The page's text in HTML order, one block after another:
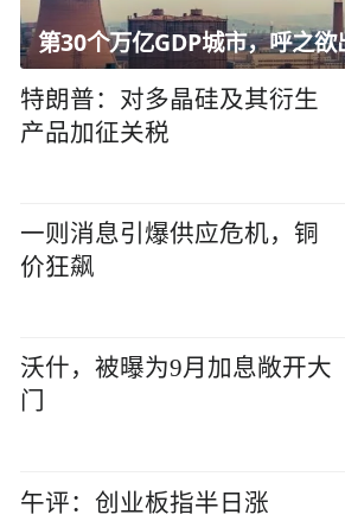
第30个万亿GDP城市，呼之欲
特朗普：对多晶硅及其衍生
产品加征关税
一则消息引爆供应危机，铜
价狂飙
沃什，被曝为9月加息敞开大
门
午评：创业板指半日涨